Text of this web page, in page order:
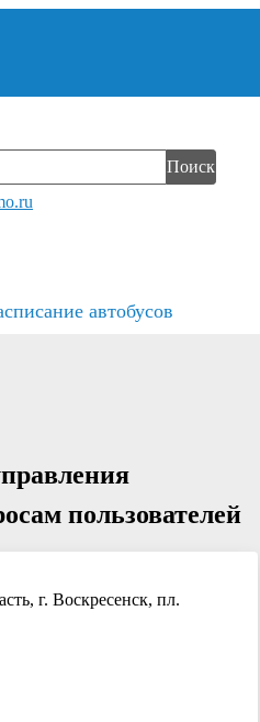
Поиск
автобусов
пользователей
г. Воскресенск, пл.